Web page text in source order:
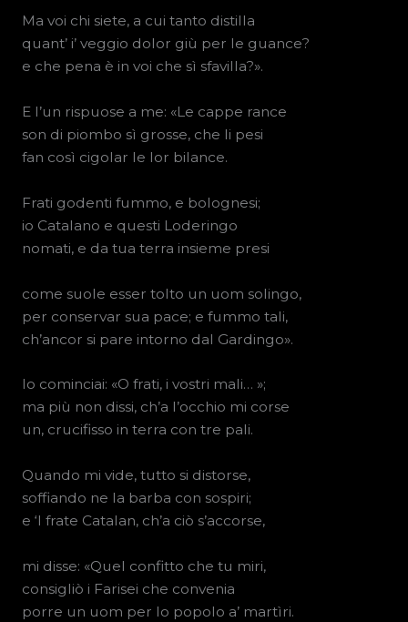
Ma voi chi siete, a cui tanto distilla
quant’ i’ veggio dolor giù per le guance?
e che pena è in voi che sì sfavilla?».
E l’un rispuose a me: «Le cappe rance
son di piombo sì grosse, che li pesi
fan così cigolar le lor bilance.
Frati godenti fummo, e bolognesi;
io Catalano e questi Loderingo
nomati, e da tua terra insieme presi
come suole esser tolto un uom solingo,
per conservar sua pace; e fummo tali,
ch’ancor si pare intorno dal Gardingo».
Io cominciai: «O frati, i vostri mali… »;
ma più non dissi, ch’a l’occhio mi corse
un, crucifisso in terra con tre pali.
Quando mi vide, tutto si distorse,
soffiando ne la barba con sospiri;
e ‘l frate Catalan, ch’a ciò s’accorse,
mi disse: «Quel confitto che tu miri,
consigliò i Farisei che convenia
porre un uom per lo popolo a’ martìri.